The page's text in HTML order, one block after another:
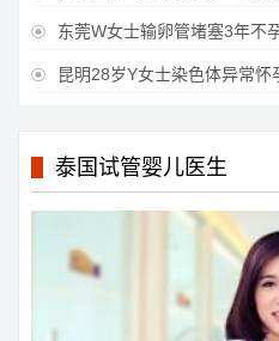
 东莞W女士输卵管堵塞3年不
 昆明28岁Y女士染色体异常
泰国试管婴儿医生